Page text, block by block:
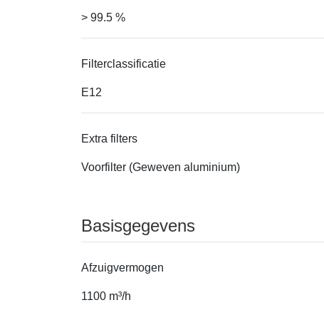
> 99.5 %
Filterclassificatie
E12
Extra filters
Voorfilter (Geweven aluminium)
Basisgegevens
Afzuigvermogen
1100 m³/h